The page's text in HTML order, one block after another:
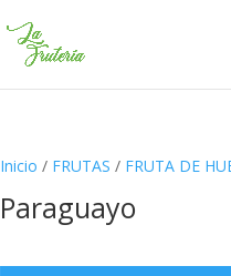
Inicio / FRUTAS / FRUTA DE
Paraguayo